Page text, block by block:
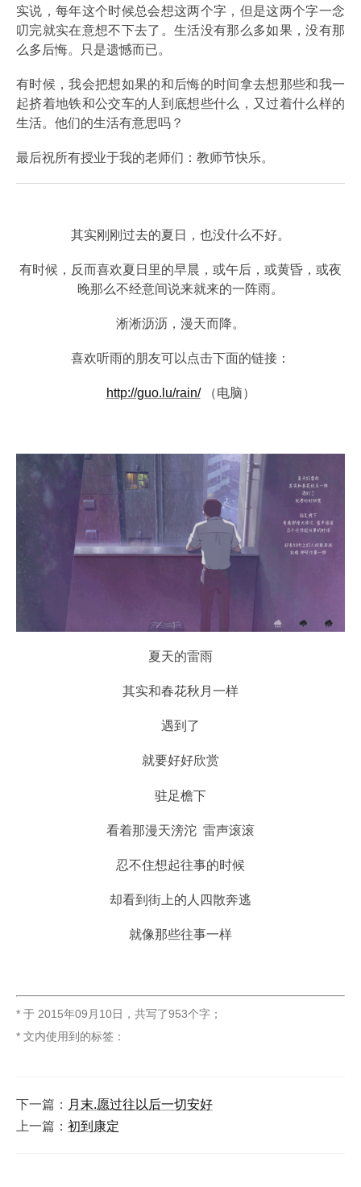
实说，每年这个时候总会想这两个字，但是这两个字一念
叨完就实在意想不下去了。生活没有那么多如果，没有那
么多后悔。只是遗憾而已。
有时候，我会把想如果的和后悔的时间拿去想那些和我一
起挤着地铁和公交车的人到底想些什么，又过着什么样的
生活。他们的生活有意思吗？
最后祝所有授业于我的老师们：教师节快乐。
其实刚刚过去的夏日，也没什么不好。
有时候，反而喜欢夏日里的早晨，或午后，或黄昏，或夜
晚那么不经意间说来就来的一阵雨。
淅淅沥沥，漫天而降。
喜欢听雨的朋友可以点击下面的链接：
http://guo.lu/rain/（电脑）
夏天的雷雨
其实和春花秋月一样
遇到了
就要好好欣赏
驻足檐下
看着那漫天滂沱 雷声滚滚
忍不住想起往事的时候
却看到街上的人四散奔逃
就像那些往事一样
* 于 2015年09月10日 ， 共写了953个字 ；
* 文内使用到的标签：
下一篇： 月末.愿过往以后一切安好
上一篇： 初到康定